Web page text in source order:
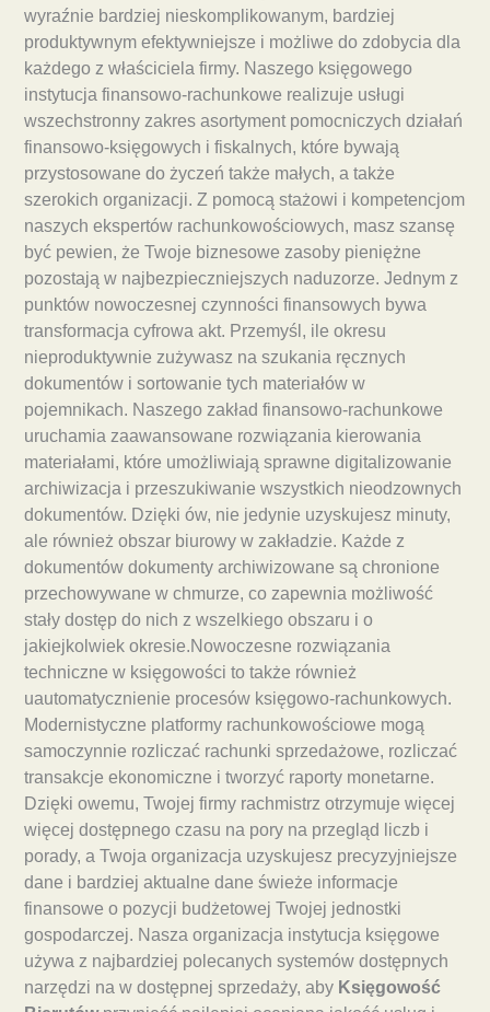
wyraźnie bardziej nieskomplikowanym, bardziej
produktywnym efektywniejsze i możliwe do zdobycia dla
każdego z właściciela firmy. Naszego księgowego
instytucja finansowo-rachunkowe realizuje usługi
wszechstronny zakres asortyment pomocniczych działań
finansowo-księgowych i fiskalnych, które bywają
przystosowane do życzeń także małych, a także
szerokich organizacji. Z pomocą stażowi i kompetencjom
naszych ekspertów rachunkowościowych, masz szansę
być pewien, że Twoje biznesowe zasoby pieniężne
pozostają w najbezpieczniejszych naduzorze. Jednym z
punktów nowoczesnej czynności finansowych bywa
transformacja cyfrowa akt. Przemyśl, ile okresu
nieproduktywnie zużywasz na szukania ręcznych
dokumentów i sortowanie tych materiałów w
pojemnikach. Naszego zakład finansowo-rachunkowe
uruchamia zaawansowane rozwiązania kierowania
materiałami, które umożliwiają sprawne digitalizowanie
archiwizacja i przeszukiwanie wszystkich nieodzownych
dokumentów. Dzięki ów, nie jedynie uzyskujesz minuty,
ale również obszar biurowy w zakładzie. Każde z
dokumentów dokumenty archiwizowane są chronione
przechowywane w chmurze, co zapewnia możliwość
stały dostęp do nich z wszelkiego obszaru i o
jakiejkolwiek okresie.Nowoczesne rozwiązania
techniczne w księgowości to także również
uautomatycznienie procesów księgowo-rachunkowych.
Modernistyczne platformy rachunkowościowe mogą
samoczynnie rozliczać rachunki sprzedażowe, rozliczać
transakcje ekonomiczne i tworzyć raporty monetarne.
Dzięki owemu, Twojej firmy rachmistrz otrzymuje więcej
więcej dostępnego czasu na pory na przegląd liczb i
porady, a Twoja organizacja uzyskujesz precyzyjniejsze
dane i bardziej aktualne dane świeże informacje
finansowe o pozycji budżetowej Twojej jednostki
gospodarczej. Nasza organizacja instytucja księgowe
używa z najbardziej polecanych systemów dostępnych
narzędzi na w dostępnej sprzedaży, aby Księgowość